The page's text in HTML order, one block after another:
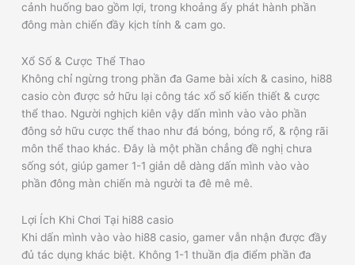
cảnh huống bao gồm lợi, trong khoảng ấy phát hành phần
đông màn chiến đầy kịch tính & cam go.
Xổ Số & Cược Thể Thao
Không chỉ ngừng trong phần đa Game bài xích & casino, hi88
casio còn được sở hữu lại công tác xổ số kiến thiết & cược
thể thao. Người nghịch kiên vậy dấn mình vào vào phần
đông sở hữu cược thể thao như đá bóng, bóng rổ, & rộng rãi
môn thể thao khác. Đây là một phần chẳng đề nghị chưa
sống sót, giúp gamer 1-1 giản dễ dàng dấn mình vào vào
phần đông màn chiến mà người ta đê mê mê.
Lợi Ích Khi Chơi Tại hi88 casio
Khi dấn mình vào vào hi88 casio, gamer vẫn nhận được đầy
đủ tác dụng khác biệt. Không 1-1 thuần địa điểm phần đa